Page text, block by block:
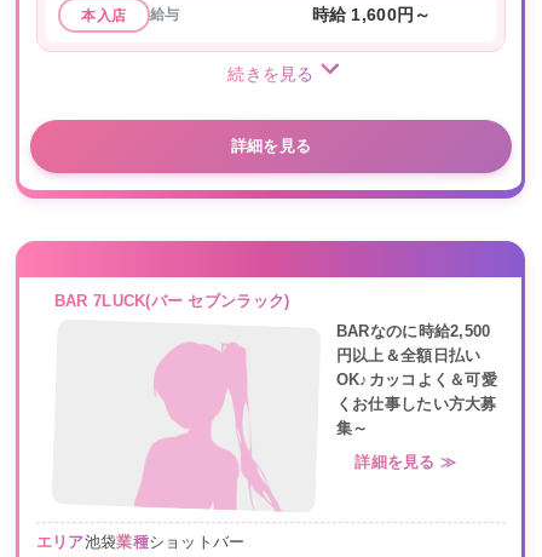
本入店 給与 時給 1,600円～
続きを見る
詳細を見る
BAR 7LUCK(バー セブンラック)
BARなのに時給2,500
円以上＆全額日払い
OK♪カッコよく＆可愛
くお仕事したい方大募
集～
詳細を見る ≫
エリア池袋業種ショットバー